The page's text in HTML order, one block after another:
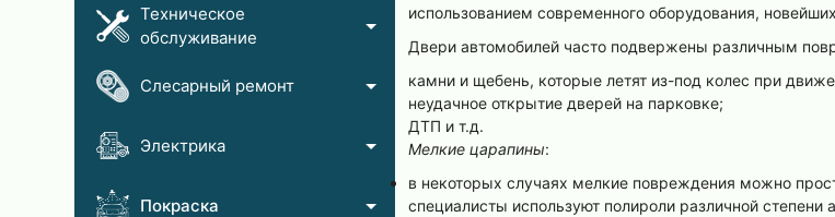
Техническое
обслуживание
Слесарный ремонт
Электрика
Покраска
использованием современного оборудования,
Двери автомобилей часто подвержены различным
камни и щебень, которые летят из-под колес при
неудачное открытие дверей на парковке;
ДТП и т.д.
Мелкие царапины:
в некоторых случаях мелкие повреждения можно
специалисты используют полироли различной